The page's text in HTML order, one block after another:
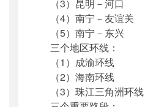
（3）昆明－河口
（4）南宁－友谊关
（5）南宁－东兴
三个地区环线：
（1）成渝环线
（2）海南环线
（3）珠江三角洲环线